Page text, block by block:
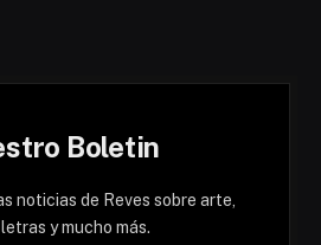
Boletin
noticias de Reves sobre arte,
y mucho más.